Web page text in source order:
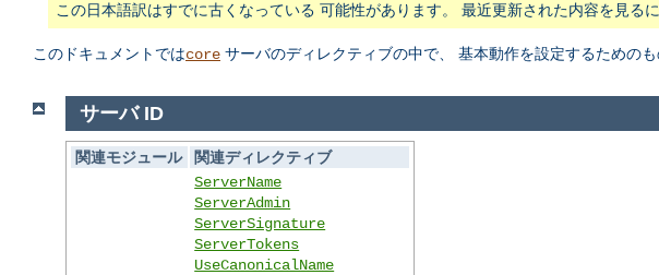
この日本語訳はすでに古くなっている 可能性があります。 最近更新された内容を見る
このドキュメントではcore サーバのディレクティブの中で、 基本動作を設定するためのも
サーバ ID
関連モジュール
関連ディレクティブ
ServerName
ServerAdmin
ServerSignature
ServerTokens
UseCanonicalName